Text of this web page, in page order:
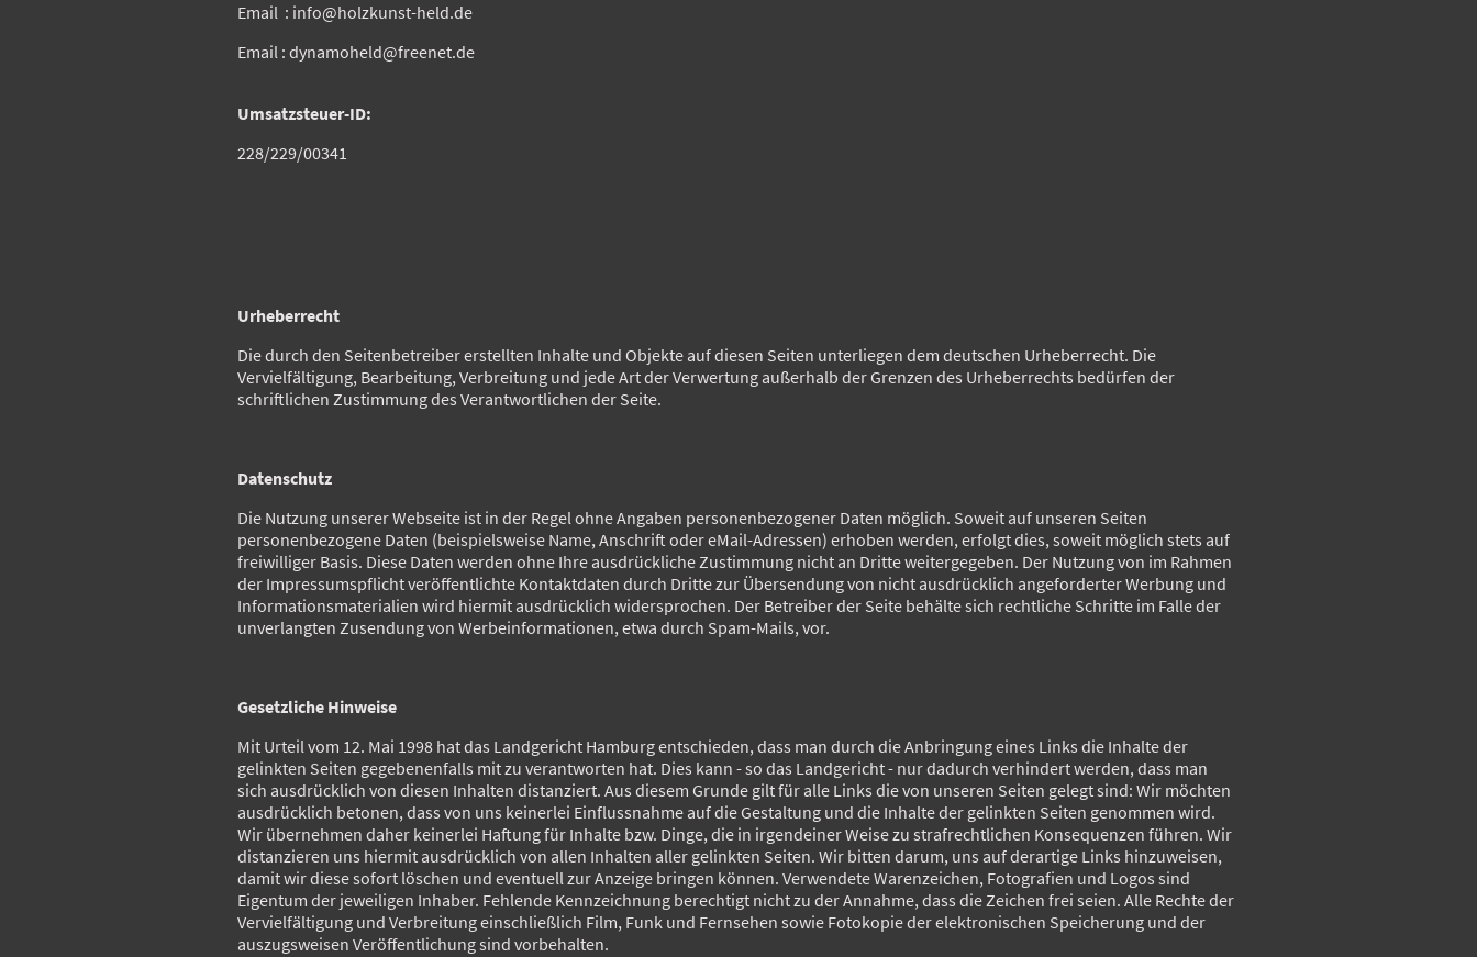
Email : info@holzkunst-held.de
Email : dynamoheld@freenet.de
Umsatzsteuer-ID:
228/229/00341
Urheberrecht
Die durch den Seitenbetreiber erstellten Inhalte und Objekte auf diesen Seiten unterliegen dem deutschen Urheberrecht. Die
Vervielfältigung, Bearbeitung, Verbreitung und jede Art der Verwertung außerhalb der Grenzen des Urheberrechts bedürfen der
schriftlichen Zustimmung des Verantwortlichen der Seite.
Datenschutz
Die Nutzung unserer Webseite ist in der Regel ohne Angaben personenbezogener Daten möglich. Soweit auf unseren Seiten
personenbezogene Daten (beispielsweise Name, Anschrift oder eMail-Adressen) erhoben werden, erfolgt dies, soweit möglich stets auf
freiwilliger Basis. Diese Daten werden ohne Ihre ausdrückliche Zustimmung nicht an Dritte weitergegeben. Der Nutzung von im Rahmen
der Impressumspflicht veröffentlichte Kontaktdaten durch Dritte zur Übersendung von nicht ausdrücklich angeforderter Werbung und
Informationsmaterialien wird hiermit ausdrücklich widersprochen. Der Betreiber der Seite behälte sich rechtliche Schritte im Falle der
unverlangten Zusendung von Werbeinformationen, etwa durch Spam-Mails, vor.
Gesetzliche Hinweise
Mit Urteil vom 12. Mai 1998 hat das Landgericht Hamburg entschieden, dass man durch die Anbringung eines Links die Inhalte der
gelinkten Seiten gegebenenfalls mit zu verantworten hat. Dies kann - so das Landgericht - nur dadurch verhindert werden, dass man
sich ausdrücklich von diesen Inhalten distanziert. Aus diesem Grunde gilt für alle Links die von unseren Seiten gelegt sind: Wir möchten
ausdrücklich betonen, dass von uns keinerlei Einflussnahme auf die Gestaltung und die Inhalte der gelinkten Seiten genommen wird.
Wir übernehmen daher keinerlei Haftung für Inhalte bzw. Dinge, die in irgendeiner Weise zu strafrechtlichen Konsequenzen führen. Wir
distanzieren uns hiermit ausdrücklich von allen Inhalten aller gelinkten Seiten. Wir bitten darum, uns auf derartige Links hinzuweisen,
damit wir diese sofort löschen und eventuell zur Anzeige bringen können. Verwendete Warenzeichen, Fotografien und Logos sind
Eigentum der jeweiligen Inhaber. Fehlende Kennzeichnung berechtigt nicht zu der Annahme, dass die Zeichen frei seien. Alle Rechte der
Vervielfältigung und Verbreitung einschließlich Film, Funk und Fernsehen sowie Fotokopie der elektronischen Speicherung und der
auszugsweisen Veröffentlichung sind vorbehalten.